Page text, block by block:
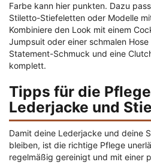
Farbe kann hier punkten. Dazu
Stiletto-Stiefeletten oder Modelle
Kombiniere den Look mit einem
Jumpsuit oder einer schmalen
Statement-Schmuck und eine
komplett.
Tipps für die
Lederjacke und
Damit deine Lederjacke und deine
bleiben, ist die richtige Pflege
regelmäßig gereinigt und mit einer